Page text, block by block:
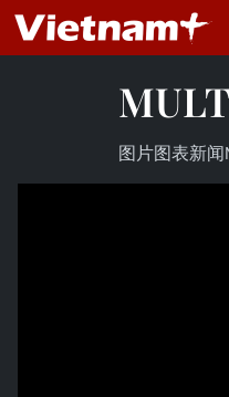
图片图表新闻